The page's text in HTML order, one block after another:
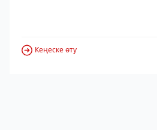
Кеңеске өту